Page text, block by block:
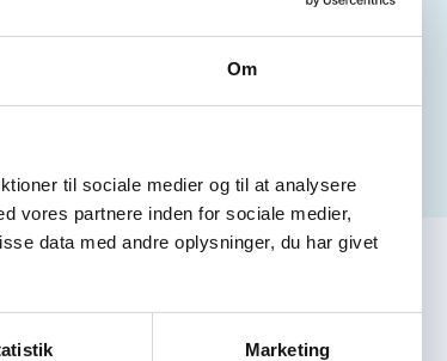
Om
til sociale medier og til at analysere
vores partnere inden for sociale medier,
data med andre oplysninger, du har givet
Marketing